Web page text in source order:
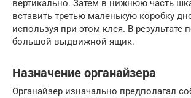
вертикально. Затем в нижнюю часть
вставить третью маленькую коробку
используя при этом клея. В результате
большой выдвижной ящик.
Назначение органайзера
Органайзер изначально предполагал